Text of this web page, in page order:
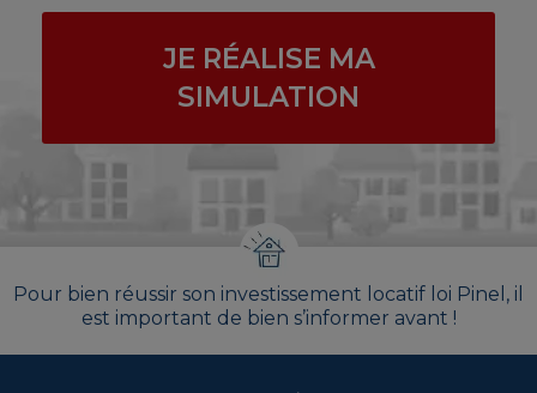
JE RÉALISE MA
SIMULATION
Pour bien réussir son investissement locatif loi Pinel, il
est important de bien s’informer avant !